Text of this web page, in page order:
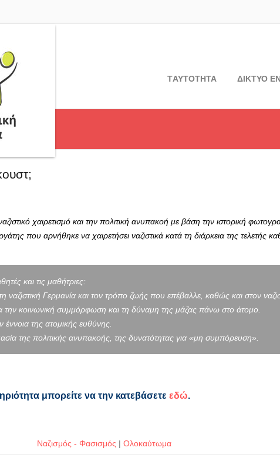
TΑΥΤΟΤΗΤΑ ΔΙΚΤΥΟ
χαιρετισμό και την πολιτική ανυπακοή με βάση την ιστορική
που αρνήθηκε να χαιρετήσει ναζιστικά κατά τη διάρκεια της τελετής
και τις μαθήτριες:
Γερμανία και τον τρόπο ζωής που επέβαλλε, καθώς και στον
την κοινωνική συμμόρφωση και τη δύναμη της μάζας πάνω στο άτομο.
της ατομικής ευθύνης.
της πολιτικής ανυπακοής, της δυνατότητας για «μη συμπόρευση».
μπορείτε να την κατεβάσετε εδώ.
Ναζισμός - Φασισμός | Ολοκαύτωμα